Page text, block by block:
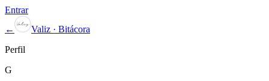
Entrar
←
Valiz · Bitácora
Perfil
G